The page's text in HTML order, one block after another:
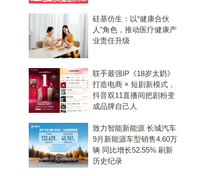
硅基仿生：以“健康合伙
人”角色，推动医疗健康产
业责任升级
联手最强IP《18岁太奶》
打造电商 × 短剧新模式，
抖音双11直播间把剧粉变
成品牌自己人
致力智能新能源 长城汽车
9月新能源车型销售4.60万
辆 同比增长52.55% 刷新
历史纪录